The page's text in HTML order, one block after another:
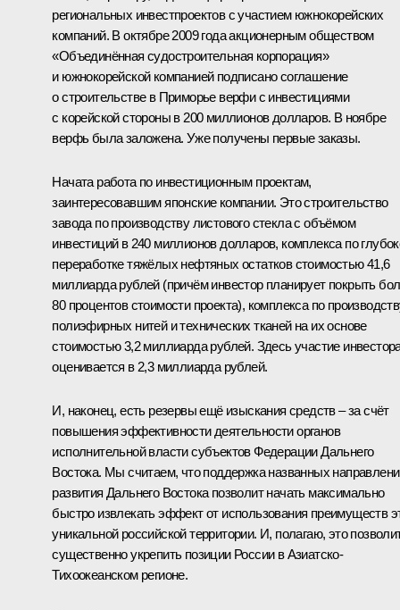
региональных инвестпроектов с участием южнокорейских
компаний. В октябре 2009 года акционерным обществом
«Объединённая судостроительная корпорация»
и южнокорейской компанией подписано соглашение
о строительстве в Приморье верфи с инвестициями
с корейской стороны в 200 миллионов долларов. В ноябре
верфь была заложена. Уже получены первые заказы.
Начата работа по инвестиционным проектам,
заинтересовавшим японские компании. Это строительство
завода по производству листового стекла с объёмом
инвестиций в 240 миллионов долларов, комплекса по
переработке тяжёлых нефтяных остатков стоимостью 41,6
миллиарда рублей (причём инвестор планирует покрыть
80 процентов стоимости проекта), комплекса по
полиэфирных нитей и технических тканей на их основе
стоимостью 3,2 миллиарда рублей. Здесь участие
оценивается в 2,3 миллиарда рублей.
И, наконец, есть резервы ещё изыскания средств – за счёт
повышения эффективности деятельности органов
исполнительной власти субъектов Федерации Дальнего
Востока. Мы считаем, что поддержка названных
развития Дальнего Востока позволит начать максимально
быстро извлекать эффект от использования преимуществ
уникальной российской территории. И, полагаю, это
существенно укрепить позиции России в Азиатско-
Тихоокеанском регионе.